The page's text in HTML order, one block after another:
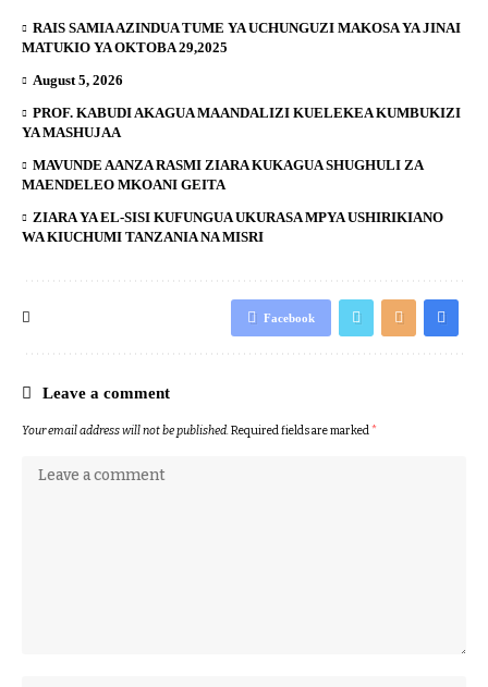
RAIS SAMIA AZINDUA TUME YA UCHUNGUZI MAKOSA YA JINAI
MATUKIO YA OKTOBA 29,2025
August 5, 2026
PROF. KABUDI AKAGUA MAANDALIZI KUELEKEA KUMBUKIZI
YA MASHUJAA
MAVUNDE AANZA RASMI ZIARA KUKAGUA SHUGHULI ZA
MAENDELEO MKOANI GEITA
ZIARA YA EL-SISI KUFUNGUA UKURASA MPYA USHIRIKIANO
WA KIUCHUMI TANZANIA NA MISRI
Facebook
Leave a comment
Your email address will not be published.Required fields are marked*